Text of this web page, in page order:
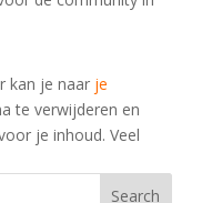
kan je naar je
te verwijderen en
je inhoud. Veel
Search